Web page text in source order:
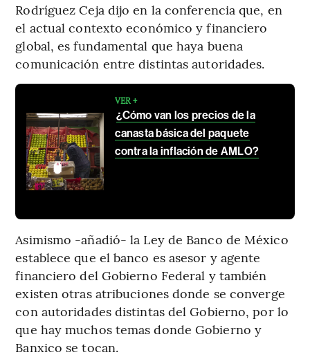
Rodríguez Ceja dijo en la conferencia que, en
el actual contexto económico y financiero
global, es fundamental que haya buena
comunicación entre distintas autoridades.
VER +
¿Cómo van los precios de la
canasta básica del paquete
contra la inflación de AMLO?
Asimismo -añadió- la Ley de Banco de México
establece que el banco es asesor y agente
financiero del Gobierno Federal y también
existen otras atribuciones donde se converge
con autoridades distintas del Gobierno, por lo
que hay muchos temas donde Gobierno y
Banxico se tocan.